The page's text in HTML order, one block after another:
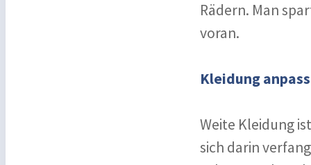
Rädern. Man
voran.
Kleidung
Weite Kleidung
sich darin